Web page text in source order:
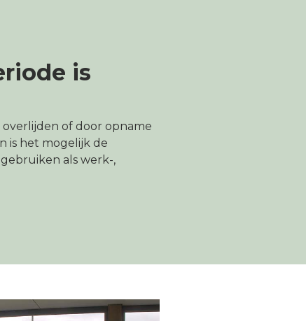
is
of door opname
is het mogelijk de
als werk-,